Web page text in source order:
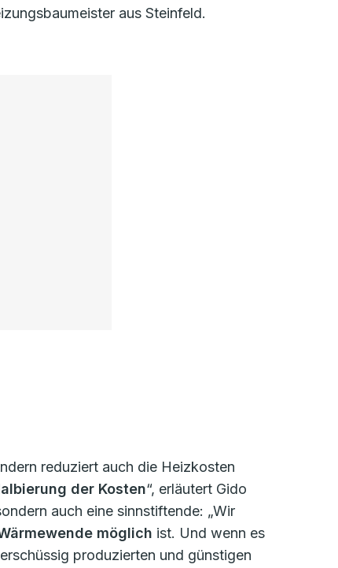
aus Steinfeld.
reduziert auch die Heizkosten
der Kosten“, erläutert Gido
auch eine sinnstiftende: „Wir
möglich ist. Und wenn es
produzierten und günstigen